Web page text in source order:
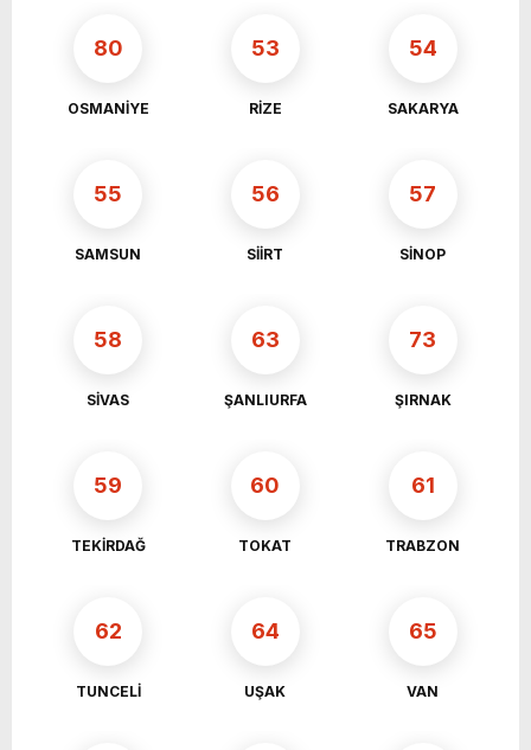
80
OSMANİYE
53
RİZE
54
SAKARYA
55
SAMSUN
56
SİİRT
57
SİNOP
58
SİVAS
63
ŞANLIURFA
73
ŞIRNAK
59
TEKİRDAĞ
60
TOKAT
61
TRABZON
62
TUNCELİ
64
UŞAK
65
VAN